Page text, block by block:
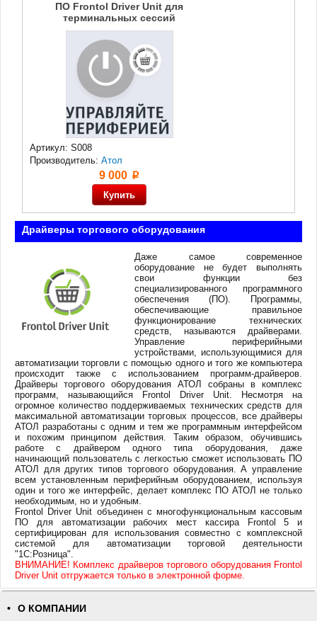
ПО Frontol Driver Unit для
терминальных сессий
Артикул: S008
Производитель: Атол
9 000 p
Драйверы торгового оборудования
Даже самое современное
оборудование не будет выполнять
свои функции без
специализированного программного
обеспечения (ПО). Программы,
обеспечивающие правильное
функционирование технических
средств, называются драйверами.
Управление периферийными
устройствами, использующимися для
автоматизации торговли с помощью одного и того же компьютера
происходит также с использованием программ-драйверов.
Драйверы торгового оборудования АТОЛ собраны в комплекс
программ, называющийся Frontol Driver Unit. Несмотря на
огромное количество поддерживаемых технических средств для
максимальной автоматизации торговых процессов, все драйверы
АТОЛ разработаны с одним и тем же программным интерфейсом
и похожим принципом действия. Таким образом, обучившись
работе с драйвером одного типа оборудования, даже
начинающий пользователь с легкостью сможет использовать ПО
АТОЛ для других типов торгового оборудования. А управление
всем установленным периферийным оборудованием, используя
один и того же интерфейс, делает комплекс ПО АТОЛ не только
необходимым, но и удобным.
Frontol Driver Unit объединен с многофункциональным кассовым
ПО для автоматизации рабочих мест кассира Frontol 5 и
сертифицирован для использования совместно с комплексной
системой для автоматизации торговой деятельности
"1С:Розница".
ВНИМАНИЕ! Комплекс драйверов торгового оборудования Frontol
Driver Unit отгружается только в электронной форме.
О КОМПАНИИ